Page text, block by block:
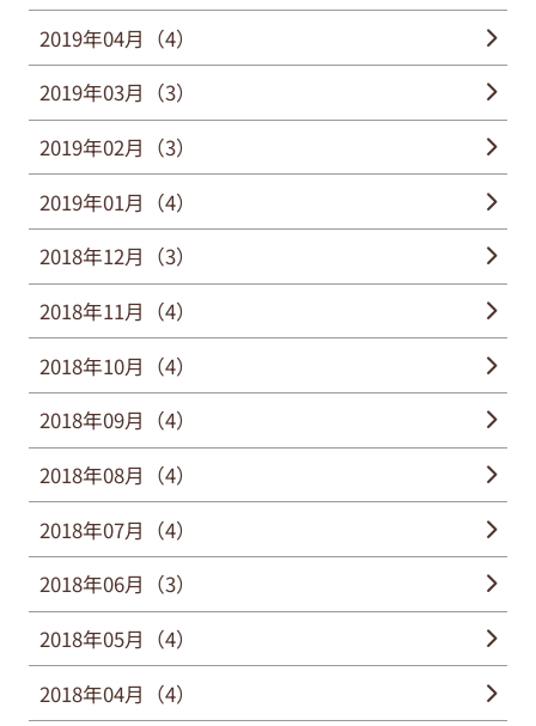
2019年04月（4）
2019年03月（3）
2019年02月（3）
2019年01月（4）
2018年12月（3）
2018年11月（4）
2018年10月（4）
2018年09月（4）
2018年08月（4）
2018年07月（4）
2018年06月（3）
2018年05月（4）
2018年04月（4）